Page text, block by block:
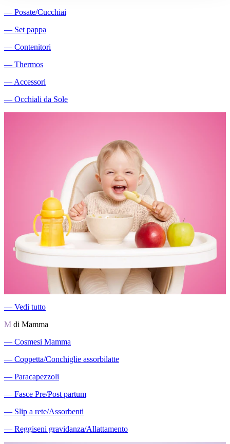
― Posate/Cucchiai
― Set pappa
― Contenitori
― Thermos
― Accessori
― Occhiali da Sole
― Vedi tutto
M di Mamma
― Cosmesi Mamma
― Coppetta/Conchiglie assorbilatte
― Paracapezzoli
― Fasce Pre/Post partum
― Slip a rete/Assorbenti
― Reggiseni gravidanza/Allattamento